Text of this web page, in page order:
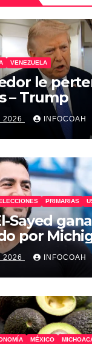
VENEZUELA
le
– Trump
2026 INFOCOAH
ELECCIONES PRIMARIAS
Sayed
por
2026 INFOCOAH
MÉXICO